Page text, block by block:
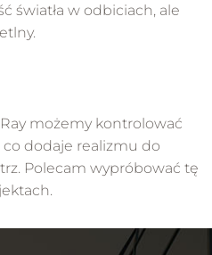
światła w odbiciach, ale
możemy kontrolować
co dodaje realizmu do
Polecam wypróbować tę